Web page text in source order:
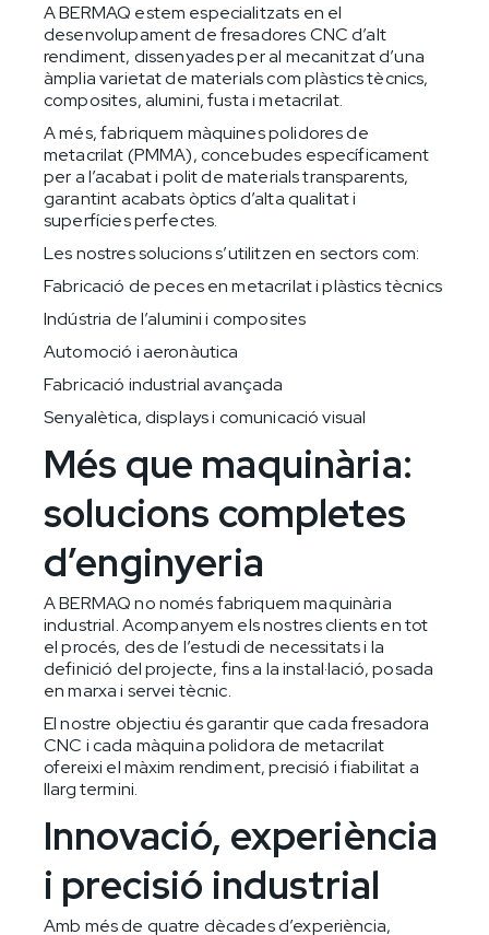
A BERMAQ estem especialitzats en el
desenvolupament de fresadores CNC d’alt
rendiment, dissenyades per al mecanitzat d’una
àmplia varietat de materials com plàstics tècnics,
composites, alumini, fusta i metacrilat.
A més, fabriquem màquines polidores de
metacrilat (PMMA), concebudes específicament
per a l’acabat i polit de materials transparents,
garantint acabats òptics d’alta qualitat i
superfícies perfectes.
Les nostres solucions s’utilitzen en sectors com:
Fabricació de peces en metacrilat i plàstics tècnics
Indústria de l’alumini i composites
Automoció i aeronàutica
Fabricació industrial avançada
Senyalètica, displays i comunicació visual
Més que maquinària:
solucions completes
d’enginyeria
A BERMAQ no només fabriquem maquinària
industrial. Acompanyem els nostres clients en tot
el procés, des de l’estudi de necessitats i la
definició del projecte, fins a la instal·lació, posada
en marxa i servei tècnic.
El nostre objectiu és garantir que cada fresadora
CNC i cada màquina polidora de metacrilat
ofereixi el màxim rendiment, precisió i fiabilitat a
llarg termini.
Innovació, experiència
i precisió industrial
Amb més de quatre dècades d’experiència,